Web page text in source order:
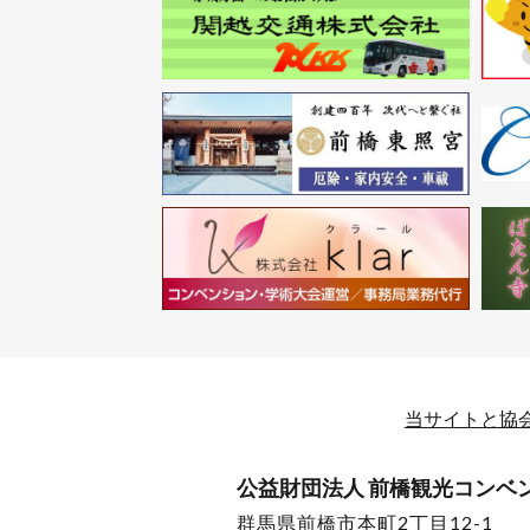
当サイトと協
公益財団法人 前橋観光コンベ
群馬県前橋市本町2丁目12-1